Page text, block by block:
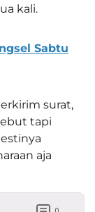
kali.
Sabtu
surat,
tapi
aja